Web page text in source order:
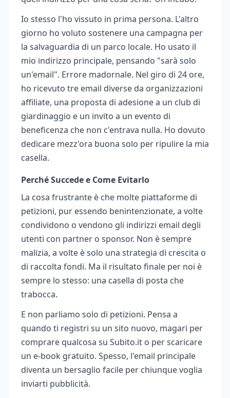
Io stesso l'ho vissuto in prima persona. L'altro
giorno ho voluto sostenere una campagna per
la salvaguardia di un parco locale. Ho usato il
mio indirizzo principale, pensando "sarà solo
un'email". Errore madornale. Nel giro di 24 ore,
ho ricevuto tre email diverse da organizzazioni
affiliate, una proposta di adesione a un club di
giardinaggio e un invito a un evento di
beneficenza che non c'entrava nulla. Ho dovuto
dedicare mezz'ora buona solo per ripulire la mia
casella.
Perché Succede e Come Evitarlo
La cosa frustrante è che molte piattaforme di
petizioni, pur essendo benintenzionate, a volte
condividono o vendono gli indirizzi email degli
utenti con partner o sponsor. Non è sempre
malizia, a volte è solo una strategia di crescita o
di raccolta fondi. Ma il risultato finale per noi è
sempre lo stesso: una casella di posta che
trabocca.
E non parliamo solo di petizioni. Pensa a
quando ti registri su un sito nuovo, magari per
comprare qualcosa su Subito.it o per scaricare
un e-book gratuito. Spesso, l'email principale
diventa un bersaglio facile per chiunque voglia
inviarti pubblicità.